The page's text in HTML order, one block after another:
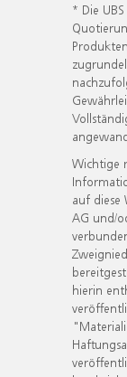
* Die
Wichtige
auf diese
AG und/
hierin